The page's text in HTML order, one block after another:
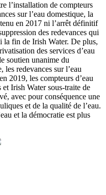
l’installation de compteurs
sur l’eau domestique, la
en 2017 ni l’arrêt définitif
des redevances qui
la fin de Irish Water. De plus,
des services d’eau
soutien unanime du
redevances sur l’eau
2019, les compteurs d’eau
et Irish Water sous-traite de
avec pour conséquence une
et de la qualité de l’eau.
et la démocratie est plus